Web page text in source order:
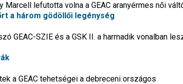
lefutotta volna a GEAC aranyérmes női
a három gödöllői legénység
GEAC-SZIE és a GSK II. a harmadik vonalban
a GEAC tehetségei a debreceni országos